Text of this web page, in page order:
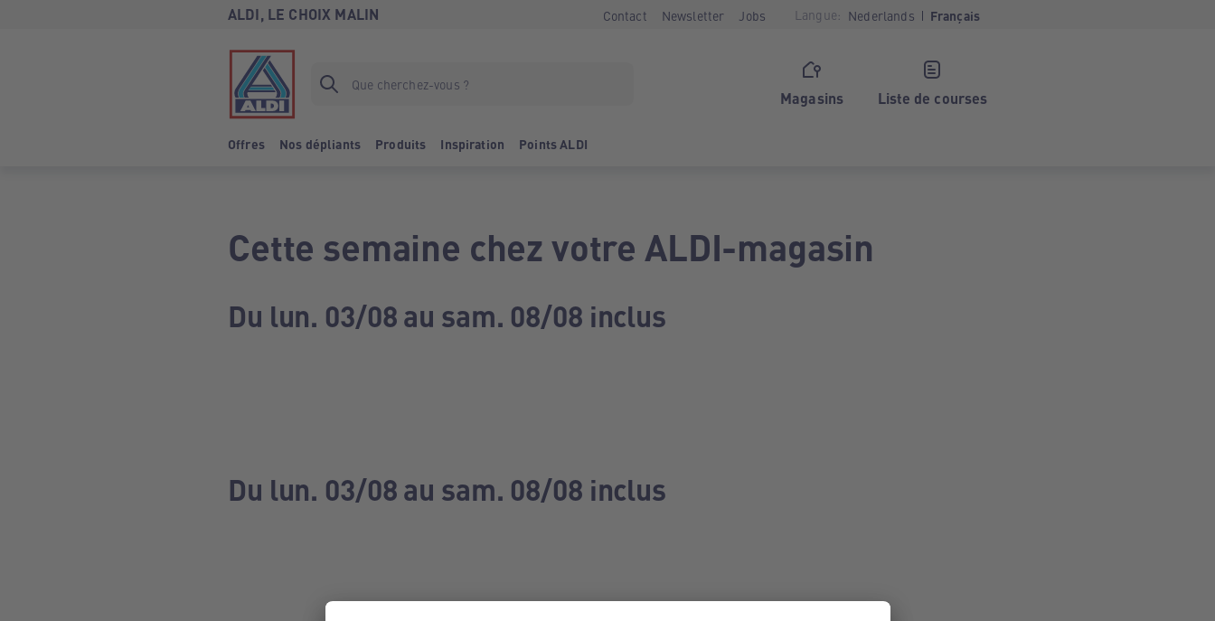
ALDI, LE CHOIX MALIN Contact Newsletter Jobs Langue: Nederlands Français
Magasins Liste de courses
Offres Nos dépliants Produits Inspiration Points ALDI
Cette semaine chez votre ALDI-magasin
Du lun. 03/08 au sam. 08/08 inclus
Du lun. 03/08 au sam. 08/08 inclus